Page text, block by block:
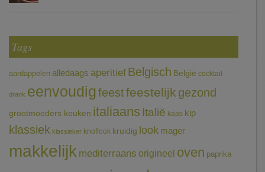
Tags
aardappelen alledaags aperitief Belgisch België cocktail
drank eenvoudigfeestfeestelijk gezond
grootmoeders keuken italiaans Italië kaas kip
klassiek klassieker knoflook kruidig look mager
makkelijk mediterraans origineel oven paprika